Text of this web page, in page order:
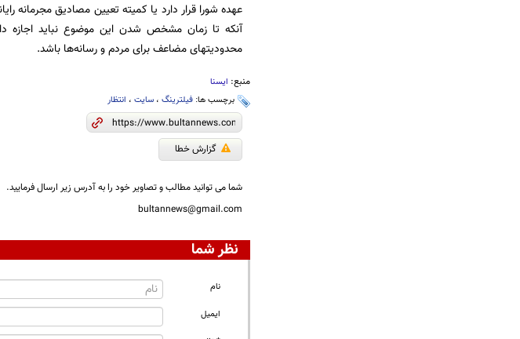
عهده شورا قرار دارد یا کمیته تعیین مصادیق
آنکه تا زمان مشخص شدن این موضوع نباید اجازه
محدودیتهای مضاعف برای مردم و رسانه‌ها باشد.
منبع: ایسنا
برچسب ها: فیلترینگ، سایت، انتظار
گزارش خطا
شما می توانید مطالب و تصاویر خود را به آدرس زیر ارسال فرمایید.
bultannews@gmail.com
نظر شما
نام
ایمیل